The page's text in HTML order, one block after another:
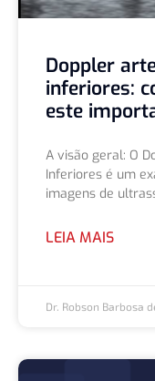
Doppler
inferiores:
este
A visão geral: O
Inferiores é um
imagens de
LEIA MAIS
Dr. Robson Barbosa